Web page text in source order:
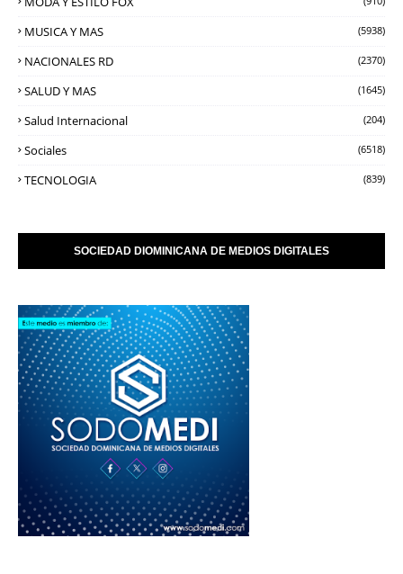
MUSICA Y MAS (5938)
NACIONALES RD (2370)
SALUD Y MAS (1645)
Salud Internacional (204)
Sociales (6518)
TECNOLOGIA (839)
SOCIEDAD DIOMINICANA DE MEDIOS DIGITALES